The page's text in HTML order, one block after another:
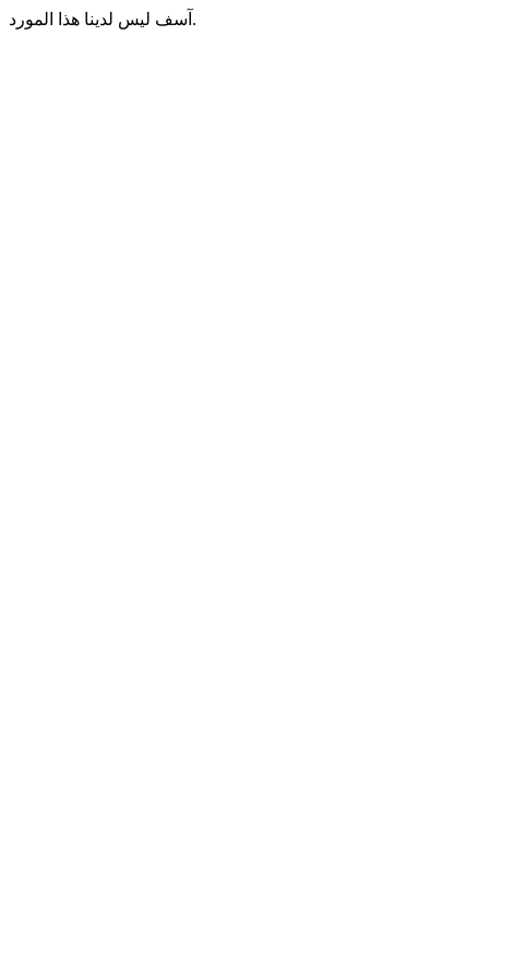
آسف ليس لدينا هذا المورد.